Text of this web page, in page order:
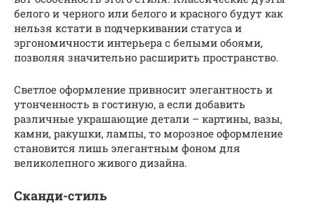
белого и черного или белого и красного будут как
нельзя кстати в подчеркивании статуса и
эргономичности интерьера с белыми обоями,
позволяя значительно расширить пространство.
Светлое оформление привносит элегантность и
утонченность в гостиную, а если добавить
различные украшающие детали – картины, вазы,
камни, ракушки, лампы, то морозное оформление
становится лишь элегантным фоном для
великолепного живого дизайна.
Сканди-стиль